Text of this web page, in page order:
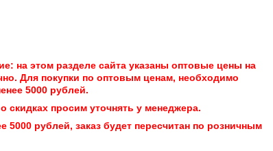
на этом разделе сайта указаны оптовые цены на
Для покупки по оптовым ценам, необходимо
5000 рублей.
просим уточнять у менеджера.
рублей, заказ будет пересчитан по розничным